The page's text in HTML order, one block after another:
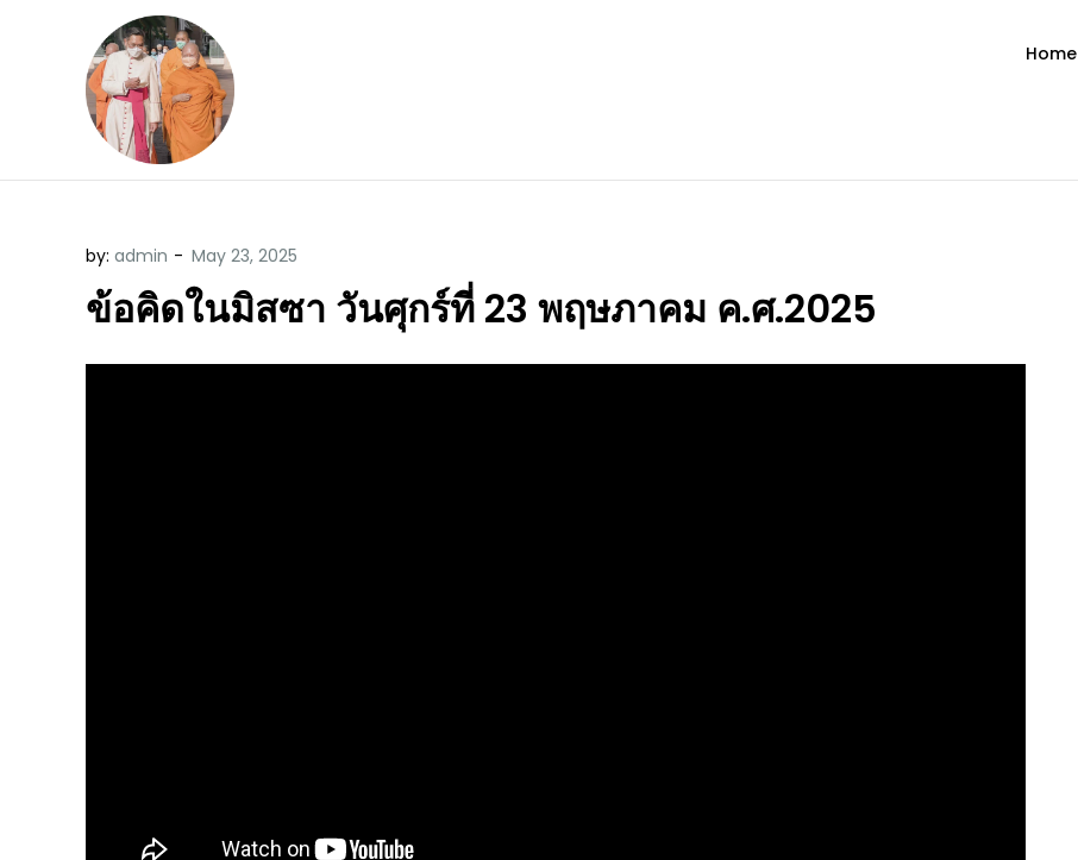
Home
by: admin
ข้อคิดในมิสซา วันศุกร์ที่ 23 พฤษภาคม ค.ศ.2025